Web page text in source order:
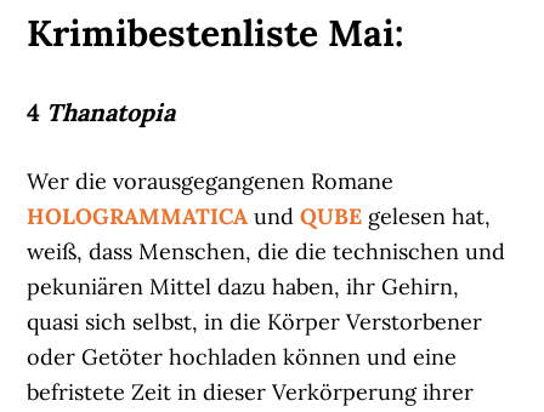
Krimibestenliste Mai:
4 Thanatopia
Wer die vorausgegangenen Romane
HOLOGRAMMATICA undQUBE gelesen hat,
weiß, dass Menschen, die die technischen und
pekuniären Mittel dazu haben, ihr Gehirn,
quasi sich selbst, in die Körper Verstorbener
oder Getöter hochladen können und eine
befristete Zeit in dieser Verkörperung ihrer